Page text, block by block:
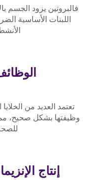
فالبروتين يزود الجسم
اللبنات الأساسية
تعتمد العديد من
وظيفتها بشكل صحيح،
إنتاج